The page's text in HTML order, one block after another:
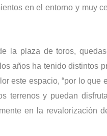
en el entorno y muy
la plaza de toros,
años ha tenido distintos
este espacio, “por lo que
terrenos y puedan
en la revalorización